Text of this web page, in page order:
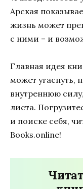
Арская
жизнь может
с ними – и
Главная идея
может угаснуть,
внутреннюю
листа.
и поиске себя,
Books.online!